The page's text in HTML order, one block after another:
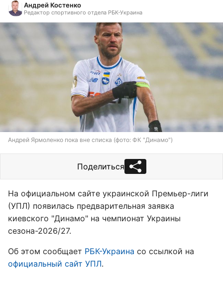
Андрей Костенко
Редактор спортивного отдела РБК-Украина
Андрей Ярмоленко пока вне списка (фото: ФК "Динамо")
Поделиться
На официальном сайте украинской Премьер-лиги
(УПЛ) появилась предварительная заявка
киевского "Динамо" на чемпионат Украины
сезона-2026/27.
Об этом сообщает РБК-Украина со ссылкой на
официальный сайт УПЛ.